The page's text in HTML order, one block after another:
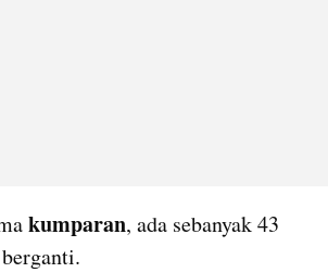
kumparan, ada sebanyak 43